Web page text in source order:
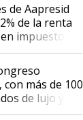
de Aapresid
de la renta
impuestos:
en
discutiendo
de hace 50
más de 100
de lujo y